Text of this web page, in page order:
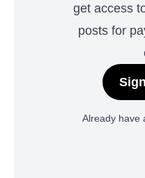
get access
posts for
Already have